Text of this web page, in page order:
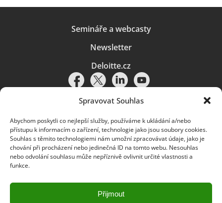
Spravovat Souhlas
Abychom poskytli co nejlepší služby, používáme k ukládání a/nebo
přístupu k informacím o zařízení, technologie jako jsou soubory cookies.
Souhlas s těmito technologiemi nám umožní zpracovávat údaje, jako je
chování při procházení nebo jedinečná ID na tomto webu. Nesouhlas
nebo odvolání souhlasu může nepříznivě ovlivnit určité vlastnosti a
funkce.
Přijmout
Semináře a webcasty
Newsletter
Deloitte.cz
Pravidla používání|Ochrana osobních údajů|Soubory cookies |
Deloitte.cz
© 2026. Více informací najdete vPravidlech používání.
Deloitte označuje jednu či více společností globální sítě členských
a přidružené subjekty (souhrnně „organizace Deloitte“). Společnost DTTL
(rovněž označovaná jako „Deloitte Global“) a každá z jejích členských
společností a jejich přidružených subjektů je samostatným a nezávislým